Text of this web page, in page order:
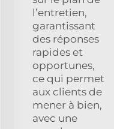
l’entretien,
garantissant
des réponses
rapides et
opportunes,
ce qui permet
aux clients de
mener à bien,
avec une